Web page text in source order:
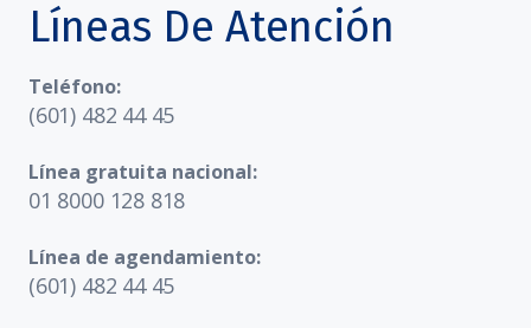
Líneas De Atención
Teléfono:
(601) 482 44 45
Línea gratuita nacional:
01 8000 128 818
Línea de agendamiento:
(601) 482 44 45